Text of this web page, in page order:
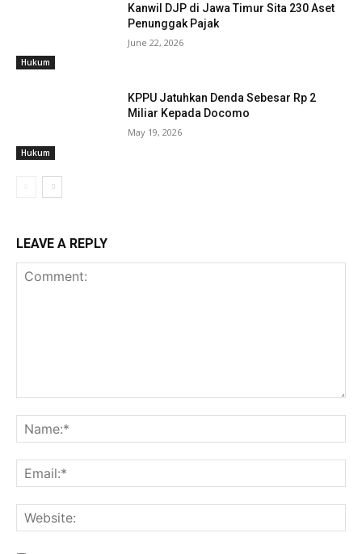
Hukum
Kanwil DJP di Jawa Timur Sita 230 Aset
Penunggak Pajak
June 22, 2026
Hukum
KPPU Jatuhkan Denda Sebesar Rp 2
Miliar Kepada Docomo
May 19, 2026
LEAVE A REPLY